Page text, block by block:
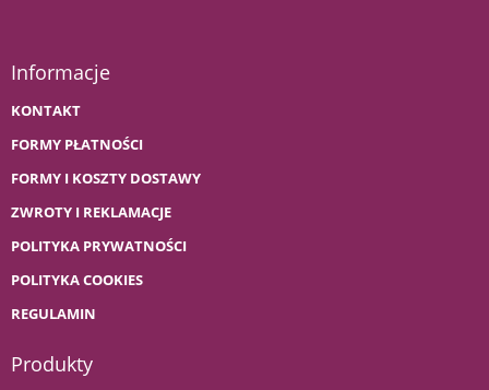
Informacje
KONTAKT
FORMY PŁATNOŚCI
FORMY I KOSZTY DOSTAWY
ZWROTY I REKLAMACJE
POLITYKA PRYWATNOŚCI
POLITYKA COOKIES
REGULAMIN
Produkty